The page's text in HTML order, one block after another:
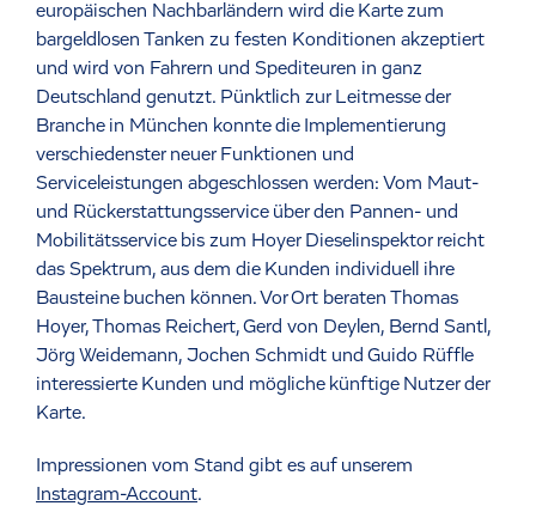
europäischen Nachbarländern wird die Karte zum
bargeldlosen Tanken zu festen Konditionen akzeptiert
und wird von Fahrern und Spediteuren in ganz
Deutschland genutzt. Pünktlich zur Leitmesse der
Branche in München konnte die Implementierung
verschiedenster neuer Funktionen und
Serviceleistungen abgeschlossen werden: Vom Maut-
und Rückerstattungsservice über den Pannen- und
Mobilitätsservice bis zum Hoyer Dieselinspektor reicht
das Spektrum, aus dem die Kunden individuell ihre
Bausteine buchen können. Vor Ort beraten Thomas
Hoyer, Thomas Reichert, Gerd von Deylen, Bernd Santl,
Jörg Weidemann, Jochen Schmidt und Guido Rüffle
interessierte Kunden und mögliche künftige Nutzer der
Karte.
Impressionen vom Stand gibt es auf unserem
Instagram-Account.